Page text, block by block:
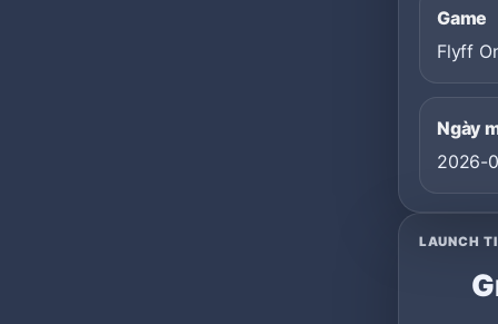
Game
Flyff
Ngày
2026-
LAUNCH